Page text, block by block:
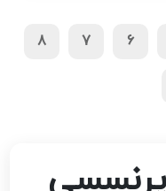
6
7
8